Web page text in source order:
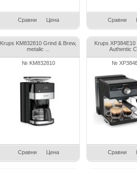
Сравни Цена Сравни
Krups KM832810 Grind & Brew,
metalic ...
№ KM832810
Сравни Цена
Krups
Authentic
№
Сравни